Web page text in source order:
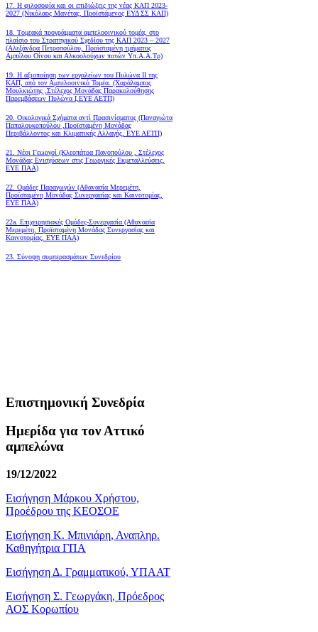
17. Η φιλοσοφία και οι επιδιώξεις της νέας ΚΑΠ 2023-
2027 (Νικόλαος Μανέτας, Προϊστάμενος ΕΥΔ ΣΣ ΚΑΠ)
18. Tομεακά προγράμματα αμπελοοινικού τομέα, στο
πλαίσιο του Στρατηγικού Σχεδίου της ΚΑΠ 2023 – 2027
(Αλεξάνδρα Πετροπούλου, Προϊσταμένη τμήματος
Αμπέλου Οίνου και Αλκοολούχων ποτών Υπ.Α.Α.Τρ)
19. Η αξιοποίηση των εργαλείων του Πυλώνα ΙΙ της
ΚΑΠ, από τον Αμπελοοινικό Τομέα. (Χαράλαμπος
Μουλκιώτης ,Στέλεχος Μονάδας Παρακολούθησης
Παρεμβάσεων Πυλώνα Ι,ΕΥΕ ΑΕΤΠ)
20. Οικολογικά Σχήματα αντί Πρασινίσματος (Παναγιώτα
Παπαλουκοπούλου ,Προϊσταμένη Μονάδας
Περιβάλλοντος και Κλιματικής Αλλαγής, ΕΥΕ ΑΕΤΠ)
21. Νέοι Γεωργοί (Κλεοπάτρα Πανοπούλου , Στέλεχος
Μονάδας Ενισχύσεων στις Γεωργικές Εκμεταλλεύσεις,
ΕΥΕ ΠΑΑ)
22. Ομάδες Παραγωγών (Αθανασία Μερεμέτη,
Προϊσταμένη Μονάδας Συνεργασίας και Καινοτομίας,
ΕΥΕ ΠΑΑ)
22a. Επιχειρησιακές Ομάδες-Συνεργασία (Αθανασία
Μερεμέτη, Προϊσταμένη Μονάδας Συνεργασίας και
Καινοτομίας, ΕΥΕ ΠΑΑ)
23. Σύνοψη συμπερασμάτων Συνεδρίου
Επιστημονική Συνεδρία
Ημερίδα για τον Αττικό
αμπελώνα
19/12/2022
Εισήγηση Μάρκου Χρήστου,
Προέδρου της ΚΕΟΣΟΕ
Εισήγηση Κ. Μπινιάρη, Αναπληρ.
Καθηγήτρια ΓΠΑ
Εισήγηση Δ. Γραμματικού, ΥΠΑΑΤ
Εισήγηση Σ. Γεωργάκη, Πρόεδρος
ΑΟΣ Κορωπίου